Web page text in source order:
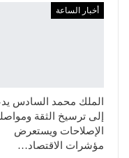
أخبار الساعة
الملك محمد السادس
إلى ترسيخ الثقة
الإصلاحات ويستعرض
مؤشرات الاقتصاد…